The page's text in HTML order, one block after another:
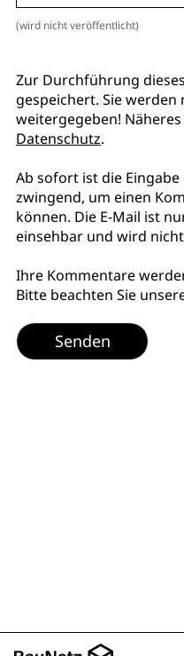
(wird nicht veröffentlicht)
Zur Durchführung
gespeichert. Sie
weitergegeben!
Datenschutz.
Ab sofort ist die Eingabe
zwingend, um einen
können. Die E-Mail ist
einsehbar und wird
Ihre Kommentare
Bitte beachten Sie
Senden